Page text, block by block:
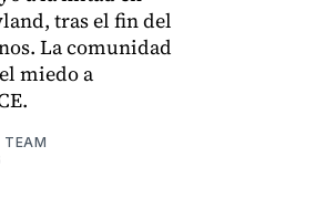
tras el fin del
La comunidad
miedo a
TEAM